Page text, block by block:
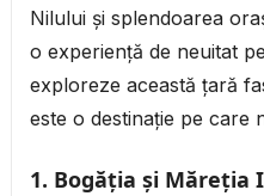
Nilului și splendoarea
o experiență de neuitat
exploreze această țară
este o destinație pe care
1. Bogăția și Măreția